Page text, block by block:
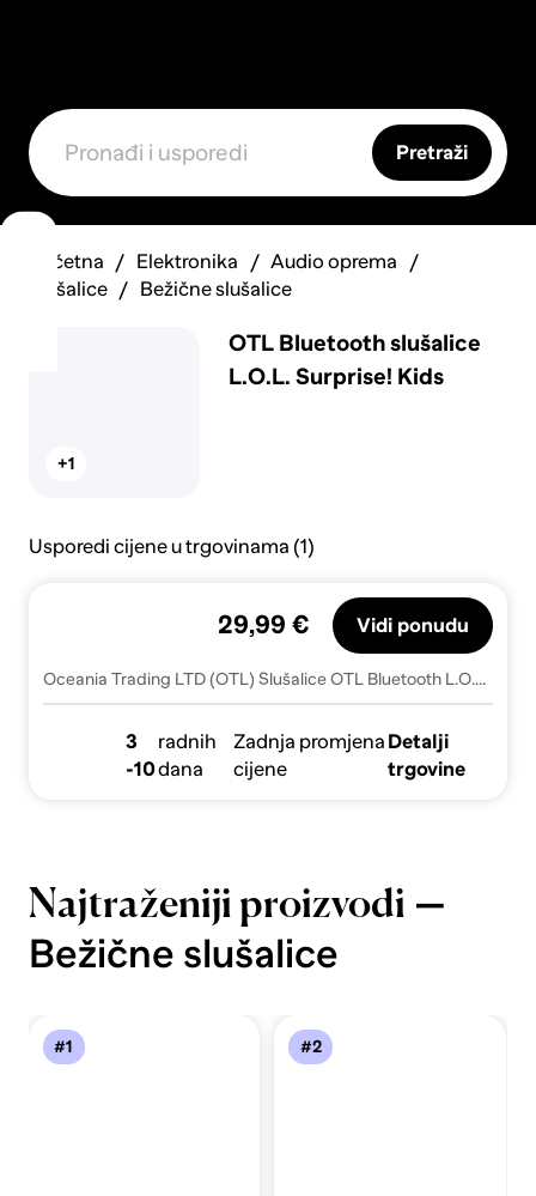
Pretraži
Početna Elektronika
Audio oprema
Slušalice
Bežične slušalice
+1
OTL Bluetooth slušalice
L.O.L. Surprise! Kids
Usporedi cijene u trgovinama (1)
Oceania Trading LTD (OTL) Slušalice OTL Bluetooth L.O.L. Surprise! Kids
29,99 € Vidi ponudu
3
-10
radnih
dana
Zadnja promjena
cijene
Detalji
trgovine
Najtraženiji proizvodi —
Bežične slušalice
#1 #2